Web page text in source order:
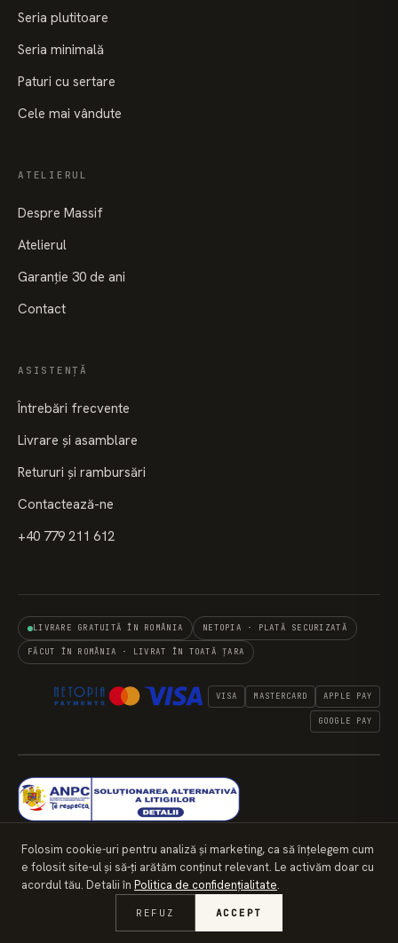
Seria plutitoare
Seria minimală
Paturi cu sertare
Cele mai vândute
ATELIERUL
Despre Massif
Atelierul
Garanție 30 de ani
Contact
ASISTENȚĂ
Întrebări frecvente
Livrare și asamblare
Retururi și rambursări
Contactează-ne
+40 779 211 612
LIVRARE GRATUITĂ ÎN ROMÂNIA NETOPIA · PLATĂ SECURIZATĂ
FĂCUT ÎN ROMÂNIA · LIVRAT ÎN TOATĂ ȚARA
VISA MASTERCARD APPLE PAY
GOOGLE PAY
© 2026 SEEDS OF KENOSIS DESIGN S.R.L. · CUI
RO40006371 · SHOWROOM: ALEEA TRANDAFIRILOR,
CONFIDENȚIALITATE TERMENI COOKIE-URI
Folosim cookie-uri pentru analiză și marketing, ca să înțelegem cum
e folosit site-ul și să-ți arătăm conținut relevant. Le activăm doar cu
acordul tău. Detalii în Politica de confidențialitate.
REFUZ ACCEPT